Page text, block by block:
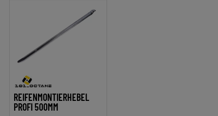
REIFENMONTIERHEBEL
PROFI 500MM